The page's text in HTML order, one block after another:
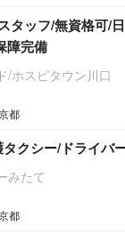
タッフ/無資格可/
障完備
/ホスピタウン川口
都
クシー/ドライバ
みたて
都